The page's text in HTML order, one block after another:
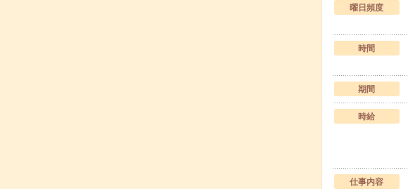
曜日頻度
時間
期間
時給
仕事内容